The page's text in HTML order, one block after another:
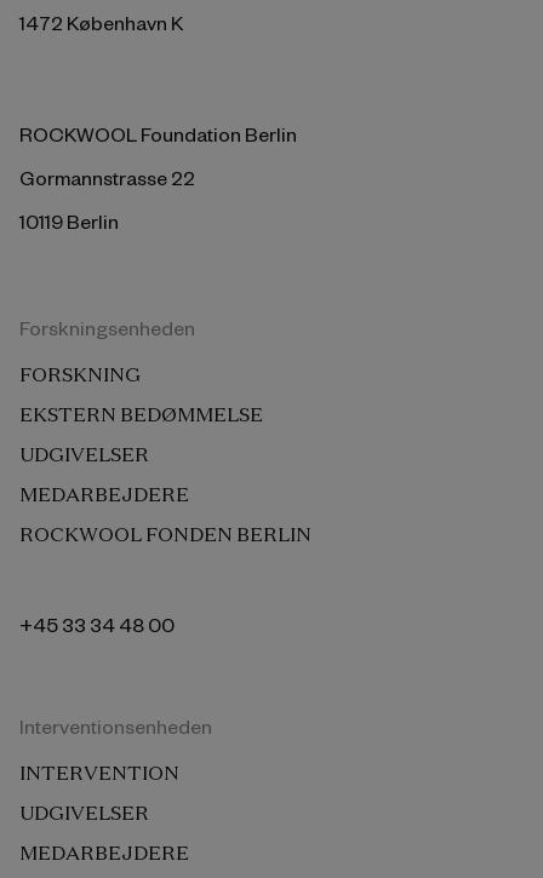
1472 København K
ROCKWOOL Foundation Berlin
Gormannstrasse 22
10119 Berlin
Forskningsenheden
FORSKNING
EKSTERN BEDØMMELSE
UDGIVELSER
MEDARBEJDERE
ROCKWOOL FONDEN BERLIN
+45 33 34 48 00
Interventionsenheden
INTERVENTION
UDGIVELSER
MEDARBEJDERE